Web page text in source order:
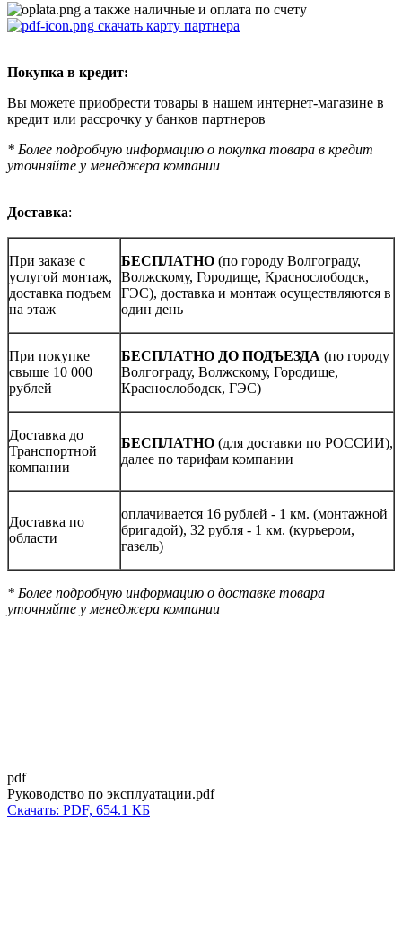
а также наличные и оплата по счету
скачать карту партнера
Покупка в кредит:
Вы можете приобрести товары в нашем интернет-магазине в
кредит или рассрочку у банков партнеров
* Более подробную информацию о покупка товара в кредит
уточняйте у менеджера компании
Доставка:
При заказе с
услугой монтаж,
доставка подъем
на этаж
БЕСПЛАТНО (по городу Волгограду,
Волжскому, Городище, Краснослободск,
ГЭС), доставка и монтаж осуществляются в
один день
При покупке
свыше 10 000
рублей
БЕСПЛАТНО ДО ПОДЪЕЗДА (по городу
Волгограду, Волжскому, Городище,
Краснослободск, ГЭС)
Доставка до
Транспортной
компании
БЕСПЛАТНО (для доставки по РОССИИ),
далее по тарифам компании
Доставка по
области
оплачивается 16 рублей - 1 км. (монтажной
бригадой), 32 рубля - 1 км. (курьером,
газель)
* Более подробную информацию о доставке товара
уточняйте у менеджера компании
pdf
Руководство по эксплуатации.pdf
Скачать: PDF, 654.1 КБ